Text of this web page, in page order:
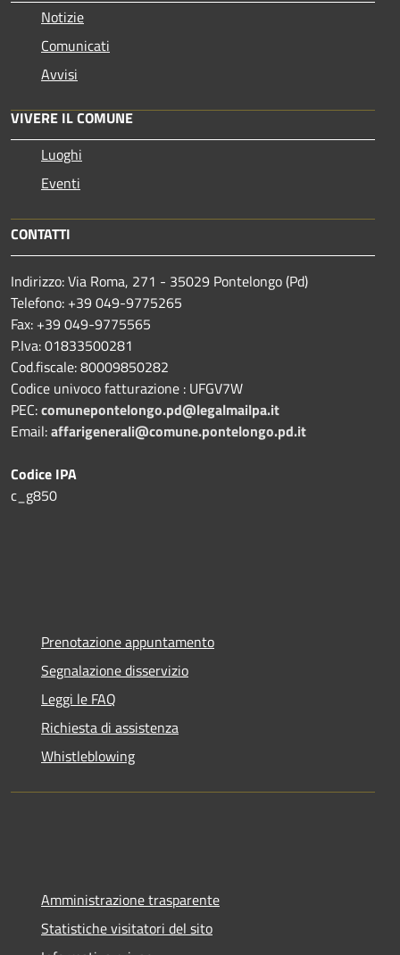
Notizie
Comunicati
Avvisi
VIVERE IL COMUNE
Luoghi
Eventi
CONTATTI
Indirizzo: Via Roma, 271 - 35029 Pontelongo (Pd)
Telefono: +39 049-9775265
Fax: +39 049-9775565
P.Iva: 01833500281
Cod.fiscale: 80009850282
Codice univoco fatturazione : UFGV7W
PEC:comunepontelongo.pd@legalmailpa.it
Email:affarigenerali@comune.pontelongo.pd.it
Codice IPA
c_g850
Prenotazione appuntamento
Segnalazione disservizio
Leggi le FAQ
Richiesta di assistenza
Whistleblowing
Amministrazione trasparente
Statistiche visitatori del sito